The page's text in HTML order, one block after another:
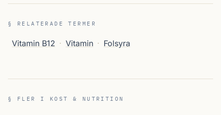
§ RELATERADE TERMER
Vitamin B12 · Vitamin · Folsyra
§ FLER I KOST & NUTRITION